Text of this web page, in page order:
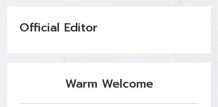
Official Editor
Warm Welcome